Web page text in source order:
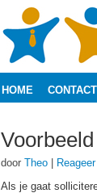
HOME CONTACT
door Theo
Als je gaat